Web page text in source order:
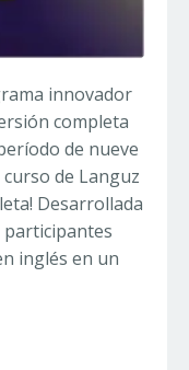
innovador
completa
de nueve
de Languz
Desarrollada
inglés en un